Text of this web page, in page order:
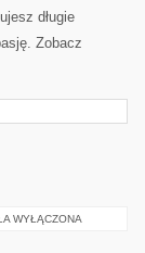
długie
Zobacz
WYŁĄCZONA